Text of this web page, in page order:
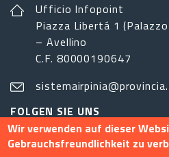
Ufficio Infopoint
Piazza Libertá 1
– Avellino
C.F. 80000190647
FOLGEN SIE UNS
Wir verwenden auf dieser
Gebrauchsfreundlichkeit zu